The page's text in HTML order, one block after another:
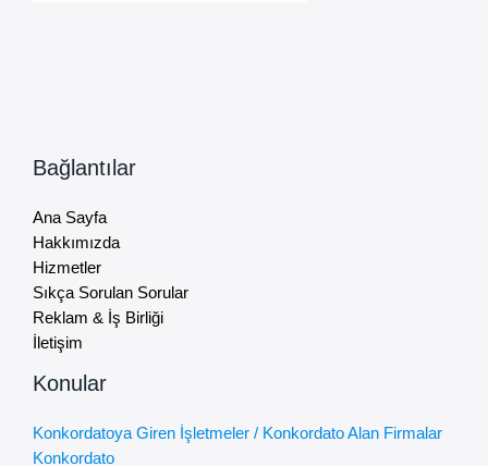
Bağlantılar
Ana Sayfa
Hakkımızda
Hizmetler
Sıkça Sorulan Sorular
Reklam & İş Birliği
İletişim
Konular
Konkordatoya Giren İşletmeler / Konkordato Alan Firmalar
Konkordato